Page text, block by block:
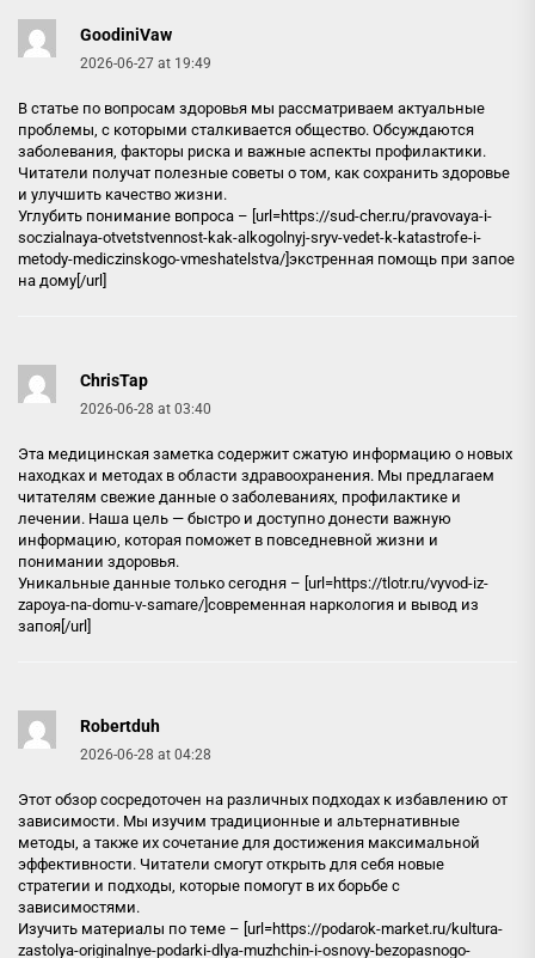
GoodiniVaw
2026-06-27 at 19:49
В статье по вопросам здоровья мы рассматриваем актуальные
проблемы, с которыми сталкивается общество. Обсуждаются
заболевания, факторы риска и важные аспекты профилактики.
Читатели получат полезные советы о том, как сохранить здоровье
и улучшить качество жизни.
Углубить понимание вопроса – [url=https://sud-cher.ru/pravovaya-i-
soczialnaya-otvetstvennost-kak-alkogolnyj-sryv-vedet-k-katastrofe-i-
metody-mediczinskogo-vmeshatelstva/]экстренная помощь при запое
на дому[/url]
ChrisTap
2026-06-28 at 03:40
Эта медицинская заметка содержит сжатую информацию о новых
находках и методах в области здравоохранения. Мы предлагаем
читателям свежие данные о заболеваниях, профилактике и
лечении. Наша цель — быстро и доступно донести важную
информацию, которая поможет в повседневной жизни и
понимании здоровья.
Уникальные данные только сегодня – [url=https://tlotr.ru/vyvod-iz-
zapoya-na-domu-v-samare/]современная наркология и вывод из
запоя[/url]
Robertduh
2026-06-28 at 04:28
Этот обзор сосредоточен на различных подходах к избавлению от
зависимости. Мы изучим традиционные и альтернативные
методы, а также их сочетание для достижения максимальной
эффективности. Читатели смогут открыть для себя новые
стратегии и подходы, которые помогут в их борьбе с
зависимостями.
Изучить материалы по теме – [url=https://podarok-market.ru/kultura-
zastolya-originalnye-podarki-dlya-muzhchin-i-osnovy-bezopasnogo-